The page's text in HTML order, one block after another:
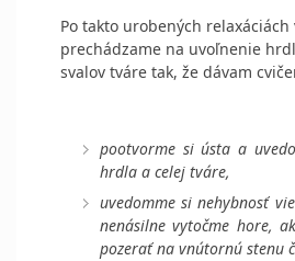
Po takto urobených relaxáciách
prechádzame na uvoľnenie
svalov tváre tak, že dávam
pootvorme si ústa a
hrdla a celej tváre,
uvedomme si nehybnosť
nenásilne vytočme hore,
pozerať na vnútornú stenu